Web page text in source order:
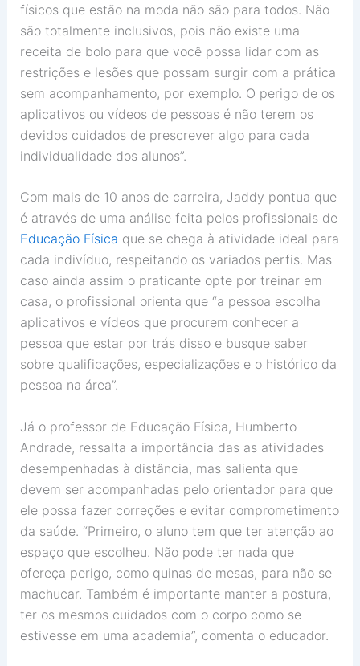
físicos que estão na moda não são para todos. Não
são totalmente inclusivos, pois não existe uma
receita de bolo para que você possa lidar com as
restrições e lesões que possam surgir com a prática
sem acompanhamento, por exemplo. O perigo de os
aplicativos ou vídeos de pessoas é não terem os
devidos cuidados de prescrever algo para cada
individualidade dos alunos”.
Com mais de 10 anos de carreira, Jaddy pontua que
é através de uma análise feita pelos profissionais de
Educação Física que se chega à atividade ideal para
cada indivíduo, respeitando os variados perfis. Mas
caso ainda assim o praticante opte por treinar em
casa, o profissional orienta que “a pessoa escolha
aplicativos e vídeos que procurem conhecer a
pessoa que estar por trás disso e busque saber
sobre qualificações, especializações e o histórico da
pessoa na área”.
Já o professor de Educação Física, Humberto
Andrade, ressalta a importância das as atividades
desempenhadas à distância, mas salienta que
devem ser acompanhadas pelo orientador para que
ele possa fazer correções e evitar comprometimento
da saúde. “Primeiro, o aluno tem que ter atenção ao
espaço que escolheu. Não pode ter nada que
ofereça perigo, como quinas de mesas, para não se
machucar. Também é importante manter a postura,
ter os mesmos cuidados com o corpo como se
estivesse em uma academia”, comenta o educador.